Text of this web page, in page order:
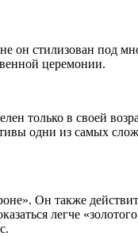
стилизован под
церемонии.
только в своей
одни из самых
Он также
легче